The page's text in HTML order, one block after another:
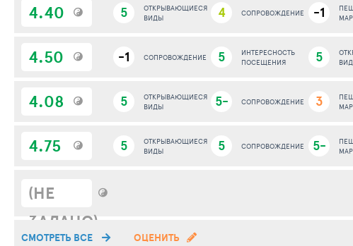
4.40 5
ОТКРЫВАЮЩИЕСЯ
ВИДЫ
4 СОПРОВОЖДЕНИЕ -1
4.50 -1 СОПРОВОЖДЕНИЕ 5
ИНТЕРЕСНОСТЬ
ПОСЕЩЕНИЯ
5
4.08 5
ОТКРЫВАЮЩИЕСЯ
ВИДЫ
5- СОПРОВОЖДЕНИЕ 3
4.75 5
ОТКРЫВАЮЩИЕСЯ
ВИДЫ
5 СОПРОВОЖДЕНИЕ 5-
(НЕ
ЗАДАНО)
СМОТРЕТЬ ВСЕ ОЦЕНИТЬ